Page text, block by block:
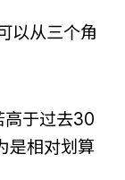
以从三个角
高于过去30
是相对划算